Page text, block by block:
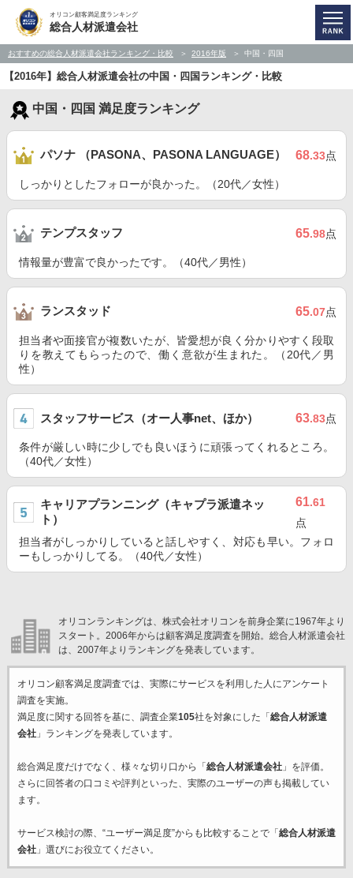
オリコン顧客満足度ランキング
総合人材派遣会社
おすすめの総合人材派遣会社ランキング・比較 2016年版 中国・四国
【2016年】総合人材派遣会社の中国・四国ランキング・比較
中国・四国 満足度ランキング
パソナ （PASONA、PASONA LANGUAGE） 68.33点
しっかりとしたフォローが良かった。（20代／女性）
テンプスタッフ 65.98点
情報量が豊富で良かったです。（40代／男性）
ランスタッド 65.07点
担当者や面接官が複数いたが、皆愛想が良く分かりやすく段取
りを教えてもらったので、働く意欲が生まれた。（20代／男
性）
スタッフサービス（オー人事net、ほか） 63.83点
条件が厳しい時に少しでも良いほうに頑張ってくれるところ。
（40代／女性）
キャリアプランニング（キャプラ派遣ネッ
ト）
61.61
点
担当者がしっかりしていると話しやすく、対応も早い。フォロ
ーもしっかりしてる。（40代／女性）
オリコンランキングは、株式会社オリコンを前身企業に1967年より
スタート。2006年からは顧客満足度調査を開始。総合人材派遣会社
は、2007年よりランキングを発表しています。
オリコン顧客満足度調査では、実際にサービスを利用した 人にアンケート
調査を実施。
満足度に関する回答を基に、調査企業105社を対象にした「 総合人材派遣
会社」ランキングを発表しています。
総合満足度だけでなく、様々な切り口から「 総合人材派遣会社」を評価。
さらに回答者の口コミや評判といった、実際のユーザーの声も掲載してい
ます。
サービス検討の際、“ユーザー満足度”からも比較することで「 総合人材派遣
会社」選びにお役立てください。